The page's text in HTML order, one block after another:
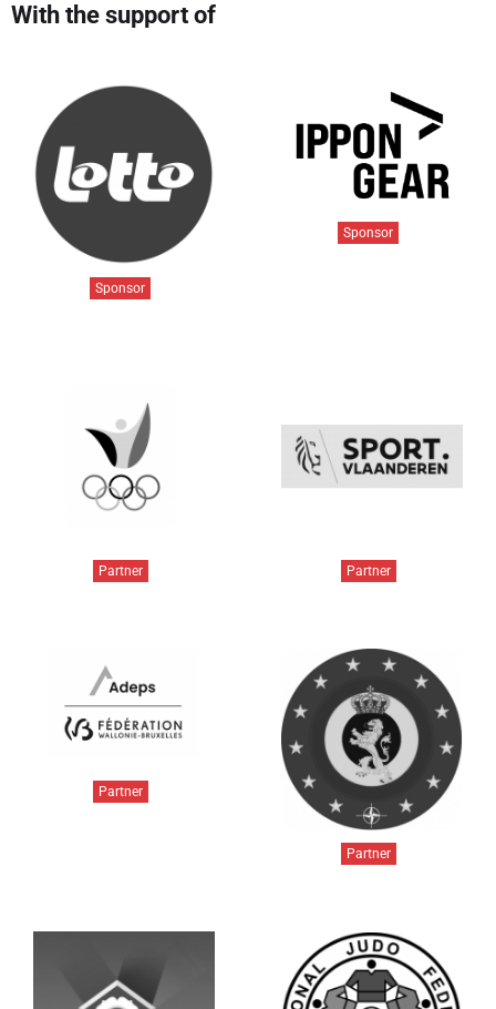
With the support of
Sponsor
Sponsor
Partner Partner
Partner
Partner